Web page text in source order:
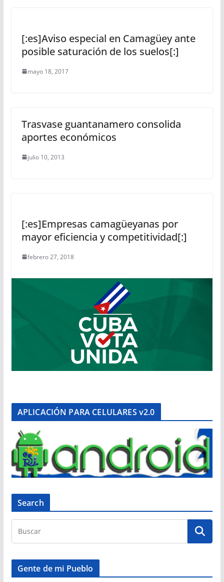
[:es]Aviso especial en Camagüey ante
posible saturación de los suelos[:]
mayo 18, 2017
Trasvase guantanamero consolida
aportes económicos
julio 10, 2013
[:es]Empresas camagüeyanas por
mayor eficiencia y competitividad[:]
febrero 27, 2018
APLICACIÓN PARA CELULARES v2.0
Search
Gente de mi Pueblo